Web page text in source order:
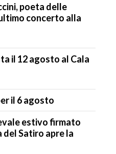
poeta delle
concerto alla
il 12 agosto al Cala
il 6 agosto
estivo firmato
del Satiro apre la